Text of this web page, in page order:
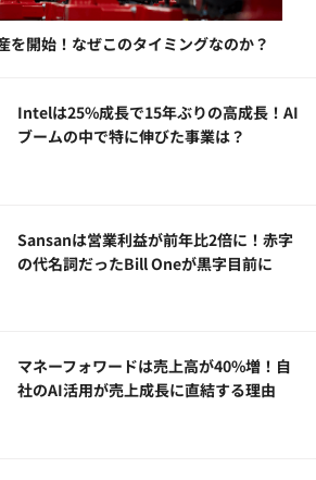
開始！なぜこのタイミングなのか？
Intelは25%成長で15年ぶりの高成長！AI
ブームの中で特に伸びた事業は？
Sansanは営業利益が前年比2倍に！赤字
の代名詞だったBill Oneが黒字目前に
マネーフォワードは売上高が40%増！自
社のAI活用が売上成長に直結する理由